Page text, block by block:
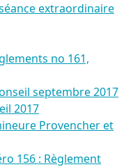
extraordinaire
no 161,
septembre 2017
2017
Provencher et
156 : Règlement